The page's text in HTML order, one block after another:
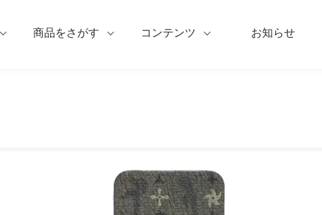
商品をさがす コンテンツ お知らせ